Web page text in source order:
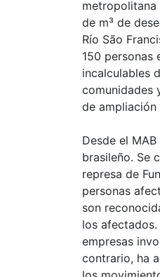
metropolitana
de m³ de
Río São
150 personas
incalculables
comunidades
de
Desde el
brasileño. Se
represa de
personas
son
los
empresas
contrario, ha